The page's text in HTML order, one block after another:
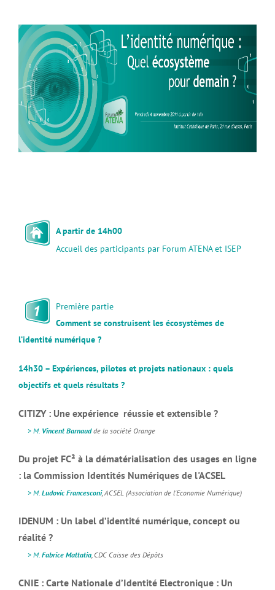
A partir de 14h00
Accueil des participants par Forum ATENA et ISEP
Première partie
Comment se construisent les écosystèmes de
l’identité numérique ?
14h30 – Expériences, pilotes et projets nationaux : quels
objectifs et quels résultats ?
CITIZY : Une expérience réussie et extensible ?
> M. Vincent Barnaudde la société Orange
Du projet FC² à la dématérialisation des usages en ligne
: la Commission Identités Numériques de l'ACSEL
> M. Ludovic Francesconi, ACSEL (Association de l'Economie Numérique)
IDENUM : Un label d’identité numérique, concept ou
réalité ?
> M. Fabrice Mattatia, CDC Caisse des Dépôts
CNIE : Carte Nationale d’Identité Electronique : Un